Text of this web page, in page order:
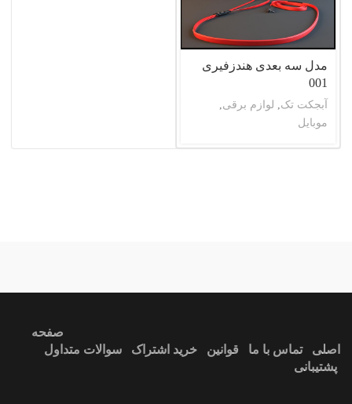
مدل سه بعدی هندزفیری
001
آبجکت تک لوازم برقی
موبایل
صفحه
اصلی
تماس با ما قوانین خرید اشتراک
سوالات متداول
پشتیبانی